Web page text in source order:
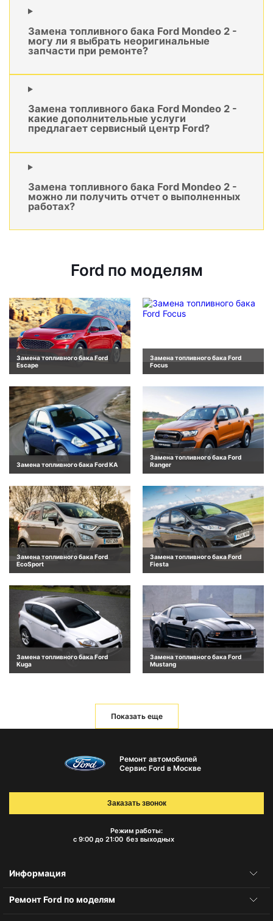
Замена топливного бака Ford Mondeo 2 -
могу ли я выбрать неоригинальные
запчасти при ремонте?
Замена топливного бака Ford Mondeo 2 -
какие дополнительные услуги
предлагает сервисный центр Ford?
Замена топливного бака Ford Mondeo 2 -
можно ли получить отчет о выполненных
работах?
Ford по моделям
Замена топливного бака Ford
Escape
Замена топливного бака Ford
Focus
Замена топливного бака Ford KA
Замена топливного бака Ford
Ranger
Замена топливного бака Ford
EcoSport
Замена топливного бака Ford
Fiesta
Замена топливного бака Ford
Kuga
Замена топливного бака Ford
Mustang
Показать еще
Ремонт автомобилей
Сервис Ford в Москве
Режим работы:
с 9:00 до 21:00 без выходных
Заказать звонок
Информация
Ремонт Ford по моделям